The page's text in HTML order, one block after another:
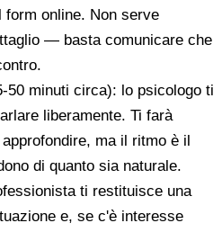
form online. Non serve
— basta comunicare che
50 minuti circa): lo psicologo ti
liberamente. Ti farà
ma il ritmo è il
di quanto sia naturale.
ti restituisce una
e, se c'è interesse